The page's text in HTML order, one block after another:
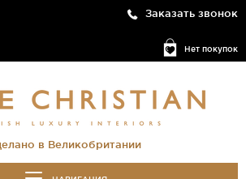
Заказать звонок
Нет покупок
в Великобритании